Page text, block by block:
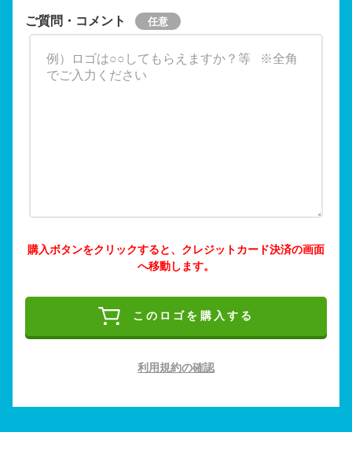
ご質問・コメント
購入ボタンをクリックすると、クレジットカード決済の画面
へ移動します。
このロゴを購入する
利用規約の確認